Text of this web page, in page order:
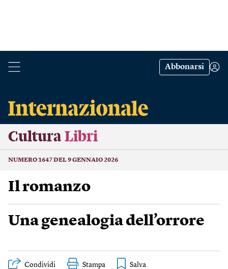
Abbonarsi
Cultura Libri
NUMERO 1647 DEL 9 GENNAIO 2026
Il romanzo
Una genealogia dell’orrore
Condividi Stampa